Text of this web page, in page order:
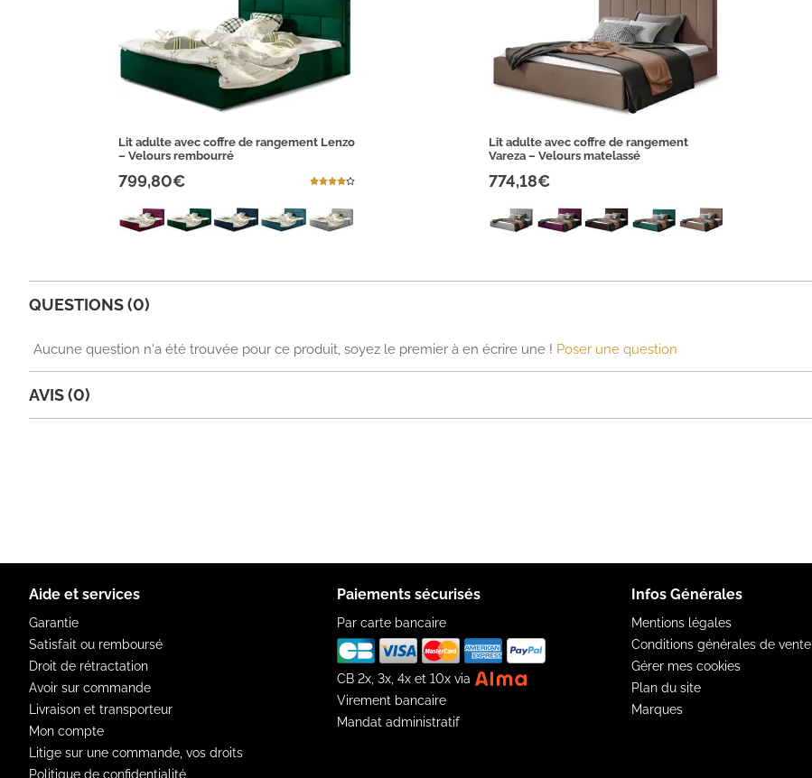
Lit adulte avec coffre de rangement Lenzo
– Velours rembourré
799,80€
Lit adulte avec coffre de rangement
Vareza – Velours matelassé
774,18€
QUESTIONS (0)
Aucune question n'a été trouvée pour ce produit, soyez le premier à en écrire une ! Poser une question
AVIS (0)
Aide et services
Garantie
Satisfait ou remboursé
Droit de rétractation
Avoir sur commande
Livraison et transporteur
Mon compte
Litige sur une commande, vos droits
Politique de confidentialité
Paiements sécurisés
Par carte bancaire
CB 2x, 3x, 4x et 10x via
Virement bancaire
Mandat administratif
Infos Générales
Mentions légales
Conditions générales de vente
Gérer mes cookies
Plan du site
Marques